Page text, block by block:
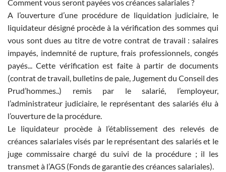
Comment vous seront payées vos créances salariales ?
A l’ouverture d’une procédure de liquidation judiciaire, le
liquidateur désigné procède à la vérification des sommes qui
vous sont dues au titre de votre contrat de travail : salaires
impayés, indemnité de rupture, frais professionnels, congés
payés... Cette vérification est faite à partir de documents
(contrat de travail, bulletins de paie, Jugement du Conseil des
Prud’hommes..) remis par le salarié, l’employeur,
l’administrateur judiciaire, le représentant des salariés élu à
l’ouverture de la procédure.
Le liquidateur procède à l’établissement des relevés de
créances salariales visés par le représentant des salariés et le
juge commissaire chargé du suivi de la procédure ; il les
transmet à l’AGS (Fonds de garantie des créances salariales).